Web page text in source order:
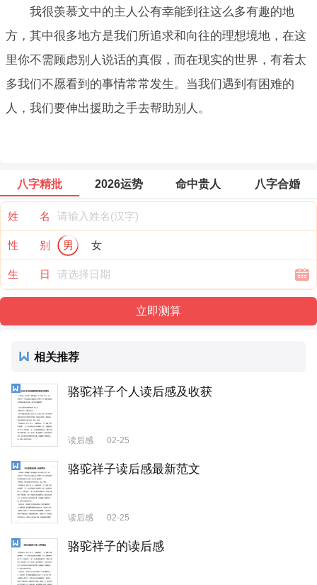
我很羡慕文中的主人公有幸能到往这么多有趣的地
方，其中很多地方是我们所追求和向往的理想境地，在这
里你不需顾虑别人说话的真假，而在现实的世界，有着太
多我们不愿看到的事情常常发生。当我们遇到有困难的
人，我们要伸出援助之手去帮助别人。
八字精批 2026运势 命中贵人 八字合婚
姓 名
性 别 男 女
生 日
相关推荐
骆驼祥子个人读后感及收获
读后感 02-25
骆驼祥子读后感最新范文
读后感 02-25
骆驼祥子的读后感